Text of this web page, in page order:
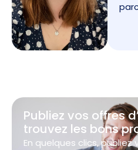
Publiez vos offres
trouvez les bons
En quelques clics,